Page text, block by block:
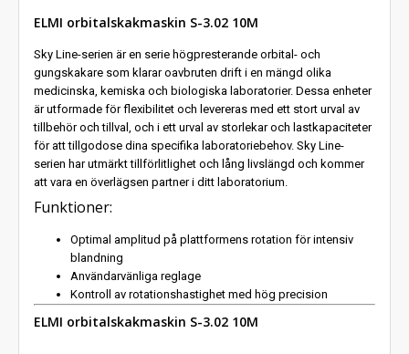
ELMI orbitalskakmaskin S-3.02 10M
Sky Line-serien är en serie högpresterande orbital- och
gungskakare som klarar oavbruten drift i en mängd olika
medicinska, kemiska och biologiska laboratorier. Dessa enheter
är utformade för flexibilitet och levereras med ett stort urval av
tillbehör och tillval, och i ett urval av storlekar och lastkapaciteter
för att tillgodose dina specifika laboratoriebehov. Sky Line-
serien har utmärkt tillförlitlighet och lång livslängd och kommer
att vara en överlägsen partner i ditt laboratorium.
Funktioner:
Optimal amplitud på plattformens rotation för intensiv
blandning
Användarvänliga reglage
Kontroll av rotationshastighet med hög precision
ELMI orbitalskakmaskin S-3.02 10M